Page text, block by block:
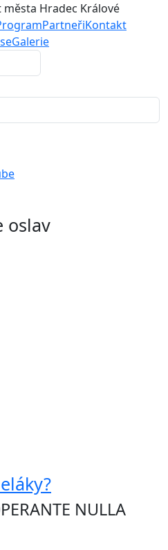
Hradec Králové
PartneřiKontakt
Galerie
oslav
NULLA